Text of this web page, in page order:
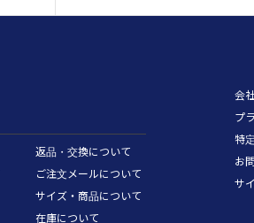
返品・交換について
ご注文メールについて
サイズ・商品について
在庫について
会
プ
特
お
サ